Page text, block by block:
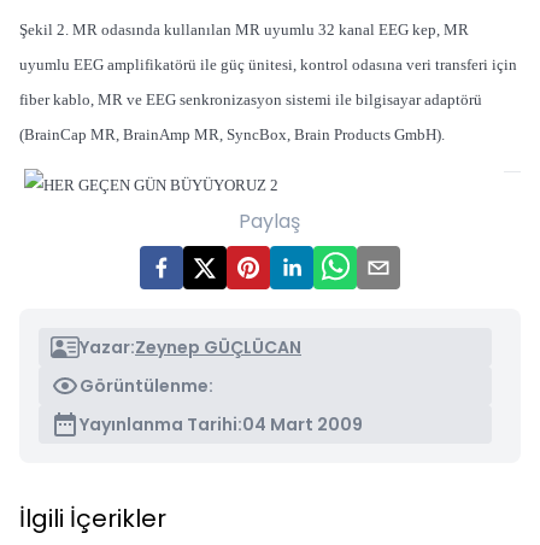
Şekil 2. MR odasında kullanılan MR uyumlu 32 kanal EEG kep, MR
uyumlu EEG amplifikatörü ile güç ünitesi, kontrol odasına veri transferi için
fiber kablo, MR ve EEG senkronizasyon sistemi ile bilgisayar adaptörü
(BrainCap MR, BrainAmp MR, SyncBox, Brain Products GmbH).
Paylaş
Yazar:Zeynep GÜÇLÜCAN
Görüntülenme:
Yayınlanma Tarihi:04 Mart 2009
İlgili İçerikler